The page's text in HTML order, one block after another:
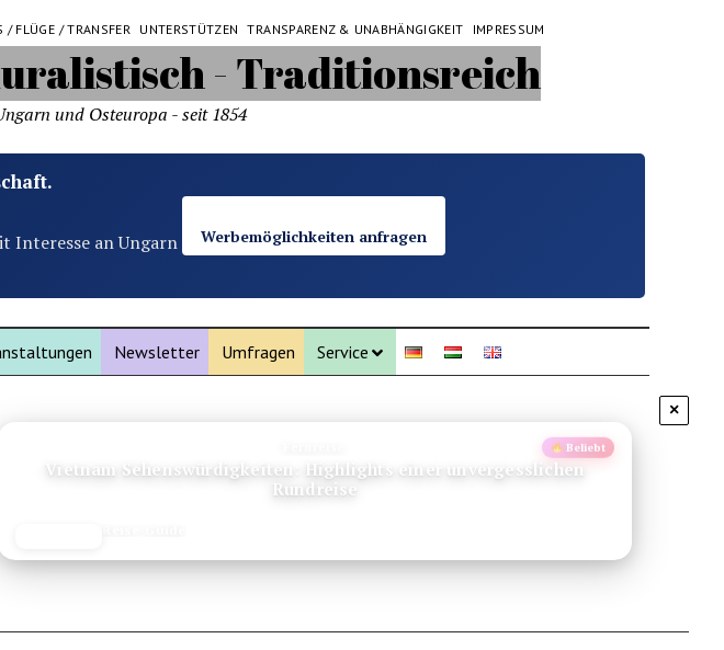
/ FLÜGE / TRANSFER UNTERSTÜTZEN TRANSPARENZ & UNABHÄNGIGKEIT IMPRESSUM
und Osteuropa - seit 1854
Interesse an Ungarn
Werbemöglichkeiten anfragen
Newsletter Umfragen Service
×
Spar-Tipps
Venedig Preise: Was kostet ein Trip in die Lagunenstadt wirklich?